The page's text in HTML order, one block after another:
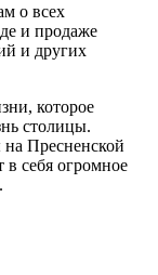
о всех
и продаже
и других
которое
столицы.
Пресненской
в себя огромное